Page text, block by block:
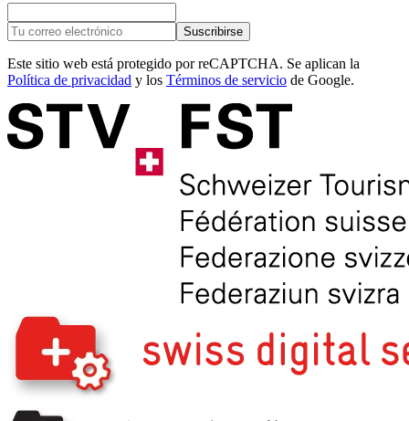
Suscribirse
Este sitio web está protegido por reCAPTCHA. Se aplican la
Política de privacidad y los Términos de servicio de Google.